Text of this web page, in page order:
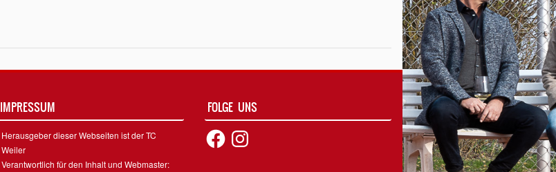
IMPRESSUM
Herausgeber dieser Webseiten ist der TC
Weiler
Verantwortlich für den Inhalt und Webmaster:
FOLGE UNS
FacebookInstagram